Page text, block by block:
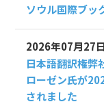
ソウル国際ブッ
2026年07月27日
日本語翻訳権弊
ローゼン氏が
されました